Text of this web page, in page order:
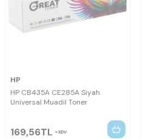
HP
HP CB435A CE285A Siyah
Universal Muadil Toner
169,56TL KDV